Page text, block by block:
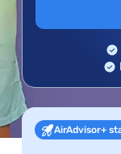
AirAdvisor+